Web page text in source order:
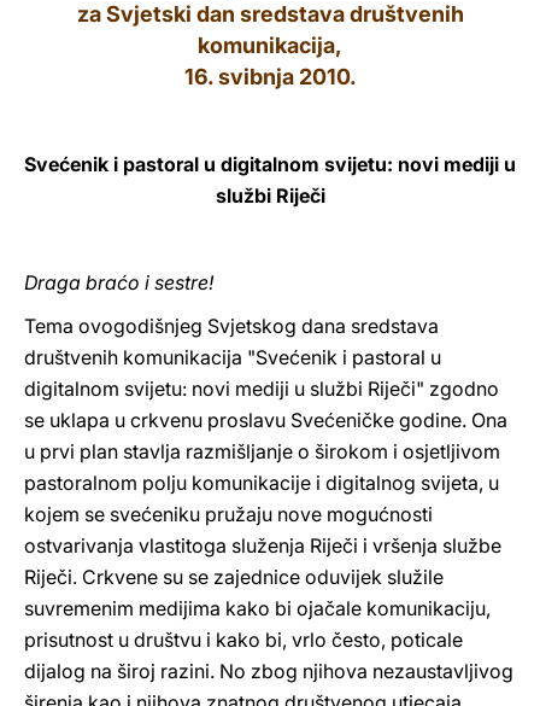
中文
za Svjetski dan sredstava društvenih
komunikacija,
16. svibnja 2010.
Svećenik i pastoral u digitalnom svijetu: novi mediji u
službi Riječi
Draga braćo i sestre!
Tema ovogodišnjeg Svjetskog dana sredstava
društvenih komunikacija "Svećenik i pastoral u
digitalnom svijetu: novi mediji u službi Riječi" zgodno
se uklapa u crkvenu proslavu Svećeničke godine. Ona
u prvi plan stavlja razmišljanje o širokom i osjetljivom
pastoralnom polju komunikacije i digitalnog svijeta, u
kojem se svećeniku pružaju nove mogućnosti
ostvarivanja vlastitoga služenja Riječi i vršenja službe
Riječi. Crkvene su se zajednice oduvijek služile
suvremenim medijima kako bi ojačale komunikaciju,
prisutnost u društvu i kako bi, vrlo često, poticale
dijalog na široj razini. No zbog njihova nezaustavljivog